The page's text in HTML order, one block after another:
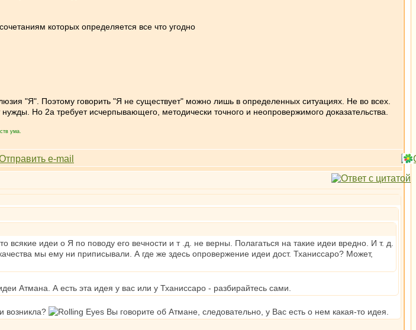
которых определяется все что угодно
"Я". Поэтому говорить "Я не существует" можно лишь в определенных ситуациях. Не во всех.
Но 2а требует исчерпывающего, методически точного и неопровержимого доказательства.
ума.
всякие идеи о Я по поводу его вечности и т .д. не верны. Полагаться на такие идеи вредно. И т. д.
мы ему ни приписывали. А где же здесь опровержение идеи дост. Тханиссаро? Может,
Атмана. А есть эта идея у вас или у Тханиссаро - разбирайтесь сами.
возникла? Вы говорите об Атмане, следовательно, у Вас есть о нем какая-то идея.